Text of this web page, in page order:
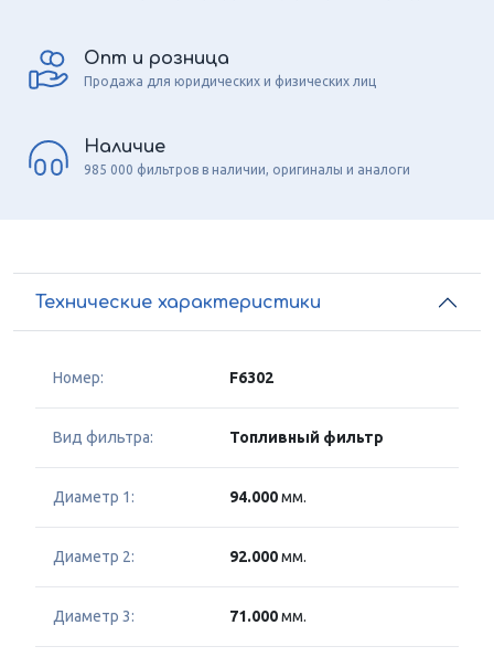
Опт и розница
Продажа для юридических и физических лиц
Наличие
985 000 фильтров в наличии, оригиналы и аналоги
Технические характеристики
Номер: F6302
Вид фильтра: Топливный фильтр
Диаметр 1: 94.000мм.
Диаметр 2: 92.000мм.
Диаметр 3: 71.000мм.